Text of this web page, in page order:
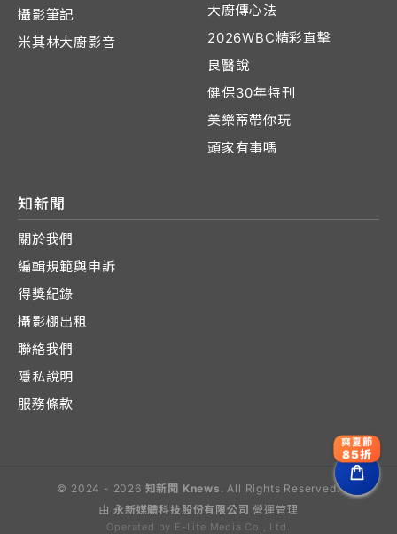
攝影筆記
米其林大廚影音
大廚傳心法
2026WBC精彩直擊
良醫說
健保30年特刊
美樂蒂帶你玩
頭家有事嗎
知新聞
關於我們
編輯規範與申訴
得獎紀錄
攝影棚出租
聯絡我們
隱私說明
服務條款
© 2024 - 2026 知新聞 Knews . All Rights Reserved.
由 永新媒體科技股份有限公司 營運管理
Operated by E-Lite Media Co., Ltd.
爽夏節
85折